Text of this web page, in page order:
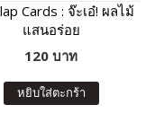
Cards : จ๊ะเอ๋! ผลไม้
แสนอร่อย
120 บาท
หยิบใส่ตะกร้า